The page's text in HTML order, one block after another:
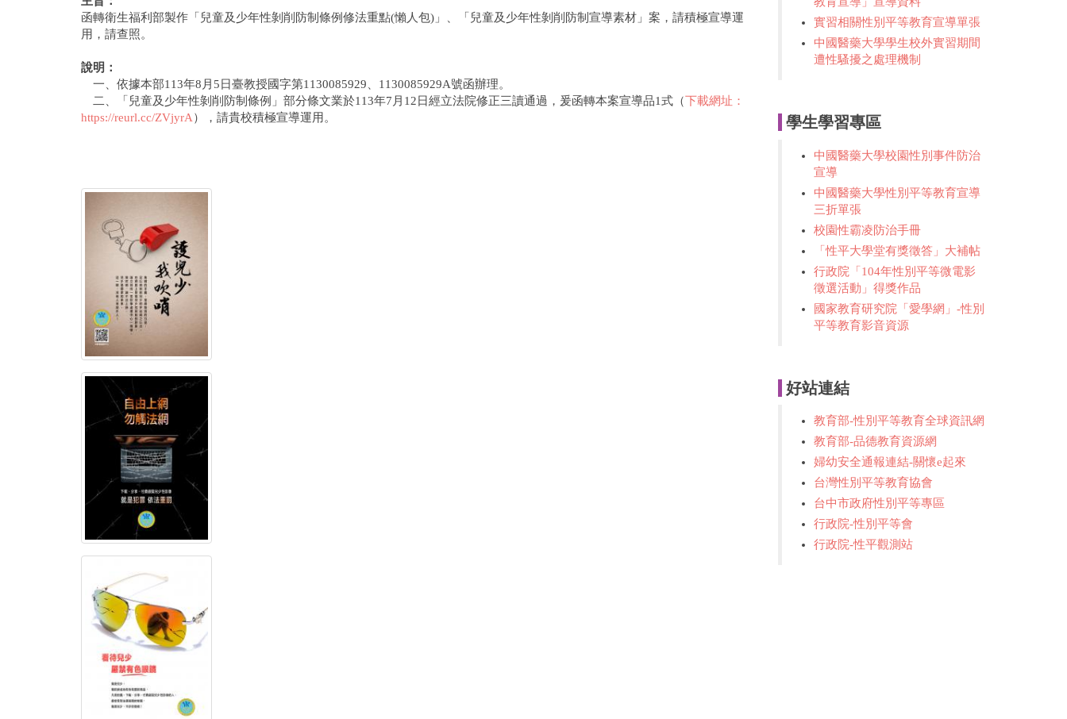
函轉衛生福利部製作「兒童及少年性剝削防制條例修法重點(懶人包)」、「兒童及少年性剝削防制宣導素材」案，請積極宣導運
用，請查照。
說明：
一、依據本部113年8月5日臺教授國字第1130085929、1130085929A號函辦理。
二、「兒童及少年性剝削防制條例」部分條文業於113年7月12日經立法院修正三讀通過，爰函轉本案宣導品1式（下載網址：
https://reurl.cc/ZVjyrA ），請貴校積極宣導運用。
實習相關性別平等教育宣導單張
中國醫藥大學學生校外實習期間
遭性騷擾之處理機制
學生學習專區
中國醫藥大學校園性別事件防治
宣導
中國醫藥大學性別平等教育宣導
三折單張
校園性霸凌防治手冊
「性平大學堂有獎徵答」大補帖
行政院「104年性別平等微電影
徵選活動」得獎作品
國家教育研究院「愛學網」-性別
平等教育影音資源
好站連結
教育部-性別平等教育全球資訊網
教育部-品德教育資源網
婦幼安全通報連結-關懷e起來
台灣性別平等教育協會
台中市政府性別平等專區
行政院-性別平等會
行政院-性平觀測站